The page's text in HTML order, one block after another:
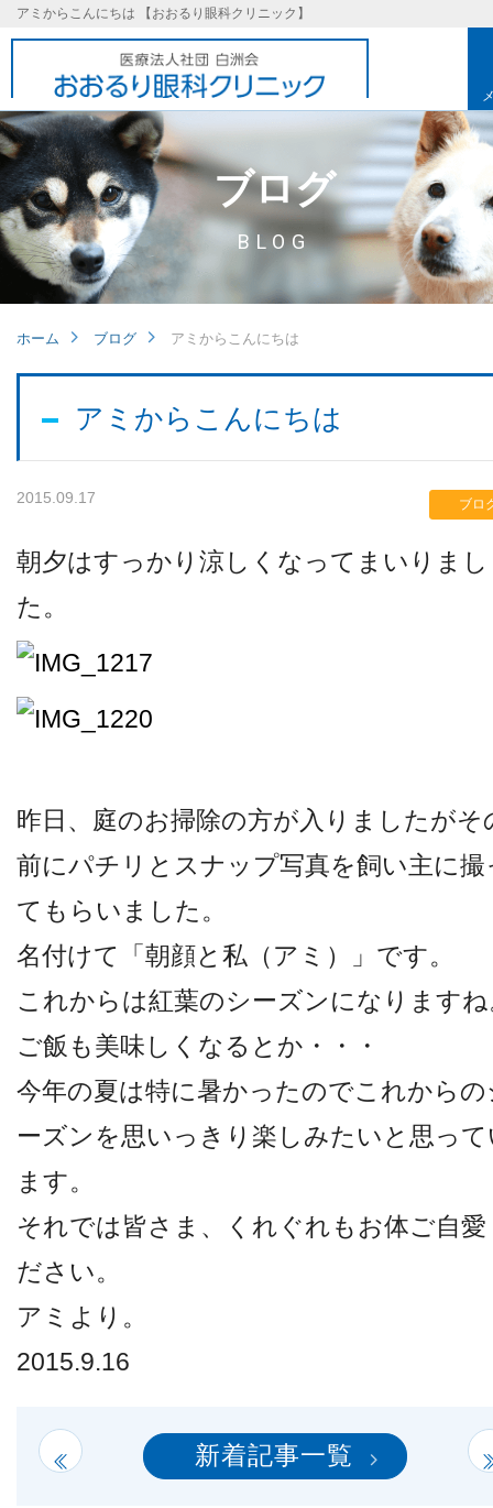
アミからこんにちは 【おおるり眼科クリニック】
基本理念
取り組み
検査機器のご紹介
診療内容
ご予約について
他病院との連携
小児眼科
ブログ
BLOG
ホーム ブログ アミからこんにちは
アミからこんにちは
2015.09.17 ブロ
朝夕はすっかり涼しくなってまいりまし
た。
昨日、庭のお掃除の方が入りましたがそ
前にパチリとスナップ写真を飼い主に撮
てもらいました。
名付けて「朝顔と私（アミ）」です。
これからは紅葉のシーズンになります
ご飯も美味しくなるとか・・・
今年の夏は特に暑かったのでこれからの
ーズンを思いっきり楽しみたいと思っ
ます。
それでは皆さま、くれぐれもお体ご自愛
ださい。
アミより。
2015.9.16
新着記事一覧